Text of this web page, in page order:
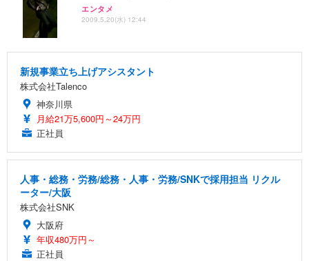
エンタメ
2009.5.20(水) 12:44
新規事業立ち上げアシスタント
株式会社Talenco
神奈川県
月給21万5,600円～24万円
正社員
人事・総務・労務/総務・人事・労務/SNKで採用担当 リクル
ーター/大阪
株式会社SNK
大阪府
年収480万円～
正社員